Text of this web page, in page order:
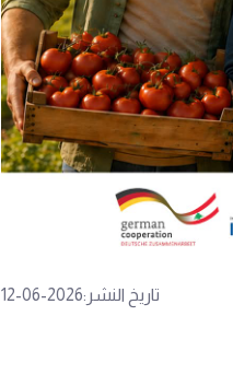
تاريخ النشر:2026-06-12